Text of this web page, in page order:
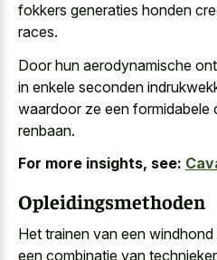
fokkers generaties honden
races.
Door hun aerodynamische
in enkele seconden
waardoor ze een formidabele
renbaan.
For more insights, see:
Opleidingsmethoden
Het trainen van een
een combinatie van